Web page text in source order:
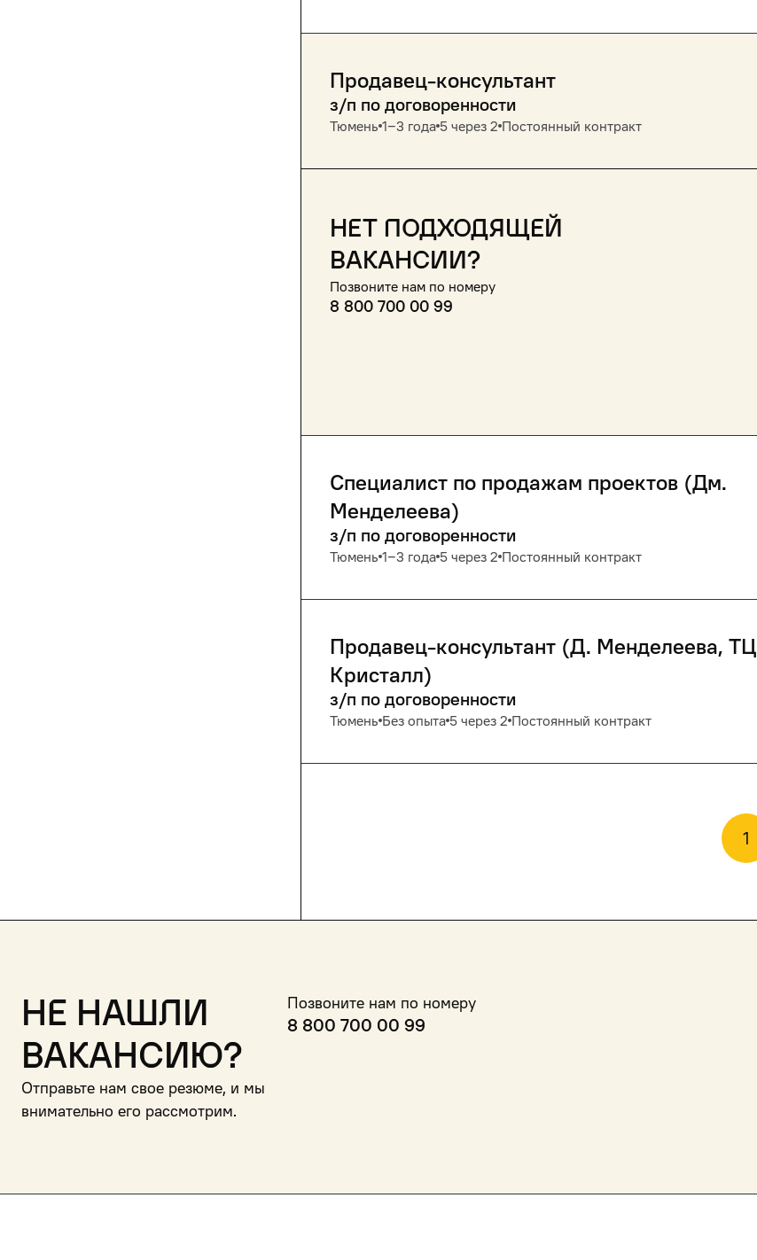
Продавец-консультант
з/п по договоренности
Тюмень 1‒3 года 5 через 2 Постоянный контракт
Нет подходящей
вакансии?
Позвоните нам по номеру
8 800 700 00 99
Специалист по продажам проектов (Дм.
Менделеева)
з/п по договоренности
Тюмень 1‒3 года 5 через 2 Постоянный контракт
Продавец-консультант (Д. Менделеева, ТЦ
Кристалл)
з/п по договоренности
Тюмень Без опыта 5 через 2 Постоянный контракт
1
Не нашли
вакансию?
Отправьте нам свое резюме, и мы
внимательно его рассмотрим.
Позвоните нам по номеру
8 800 700 00 99